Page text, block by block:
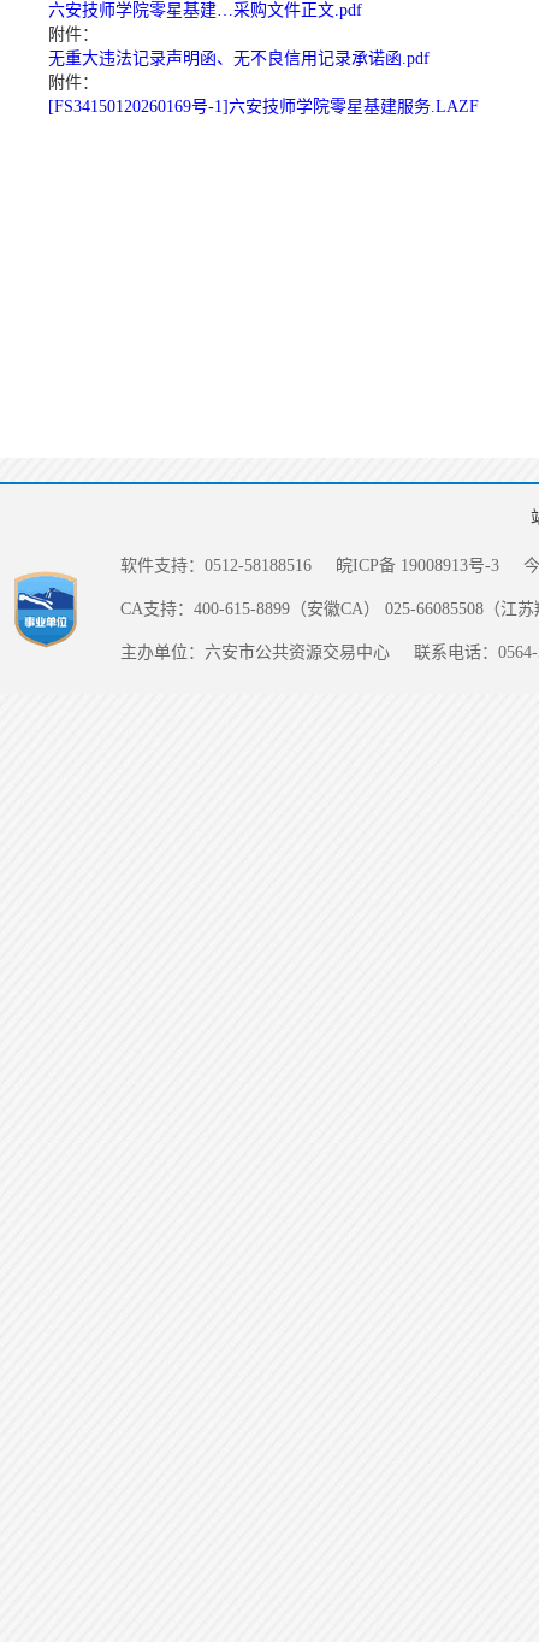
六安技师学院零星基建…采购文件正文.pdf
附件：
无重大违法记录声明函、无不良信用记录承诺函.pdf
附件：
[FS34150120260169号-1]六安技师学院零星基建服务.LAZF
软件支持：0512-58188516 皖ICP备 19008913号-3
CA支持：400-615-8899（安徽CA） 025-66085508（江
主办单位：六安市公共资源交易中心 联系电话：0564-